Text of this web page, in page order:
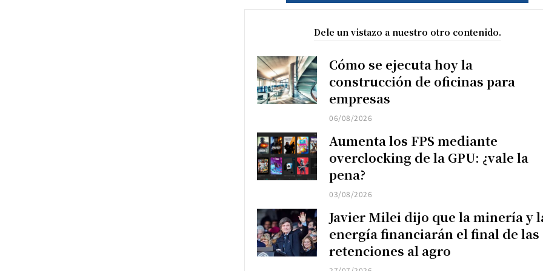
Dele un vistazo a nuestro otro contenido.
Cómo se ejecuta hoy la
construcción de oficinas para
empresas
06/08/2026
Aumenta los FPS mediante
overclocking de la GPU: ¿vale la
pena?
03/08/2026
Javier Milei dijo que la minería y
energía financiarán el final de las
retenciones al agro